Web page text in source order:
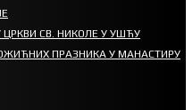
СВ. НИКОЛЕ У УШЋУ
ПРАЗНИКА У МАНАСТИРУ